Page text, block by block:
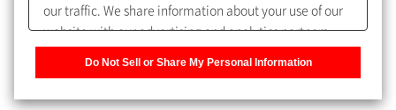
取扱説明書・Webinarなどの閲覧ができます。
うになります。
our traffic. We share information about your use of our
website with our advertising and analytics partners,
Do Not Sell or Share My Personal Information